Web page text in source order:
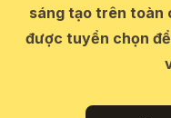
sáng tạo trên toàn
được tuyển chọn